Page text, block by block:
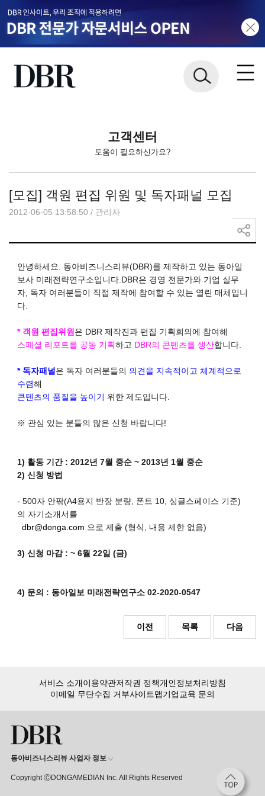
고객센터
도움이 필요하신가요?
[모집] 객원 편집 위원 및 독자패널 모집
2012-06-05 13:58:50 / 관리자
안녕하세요 동아비즈니스리뷰(DBR)를 제작하고 있는 동아일
보사 미래전략연구소입니다 DBR은 경영 전문가와 기업 실무
자, 독자 여러분들이 직접 제작에 참여할 수 있는 열린 매체입니
다.
* 객원 편집위원은 DBR 제작진과 편집 기획회의에 참여해
스페셜 리포트를 공동 기획하고 DBR의 콘텐츠를 생산합니다.
* 독자패널은 독자 여러분들의 의견을 지속적이고 체계적으로
수렴해
콘텐츠의 품질을 높이기 위한 제도입니다.
※ 관심 있는 분들의 많은 신청 바랍니다!
1) 활동 기간: 2012년 7월 중순 ~ 2013년 1월 중순
2) 신청 방법
- 500자 안팎(A4용지 반장 분량, 폰트 10, 싱글스페이스 기준)
의 자기소개서를
dbr@donga.com 으로 제출 (형식, 내용 제한 없음)
3) 신청 마감 : ~ 6월 22일 (금)
4) 문의 : 동아일보 미래전략연구소 02-2020-0547
이전 목록 다음
서비스 소개이용약관저작권 정책개인정보처리방침
이메일 무단수집 거부사이트맵기업교육 문의
동아비즈니스리뷰 사업자 정보
Copyright ⒸDONGAMEDIAN Inc. All Rights Reserved